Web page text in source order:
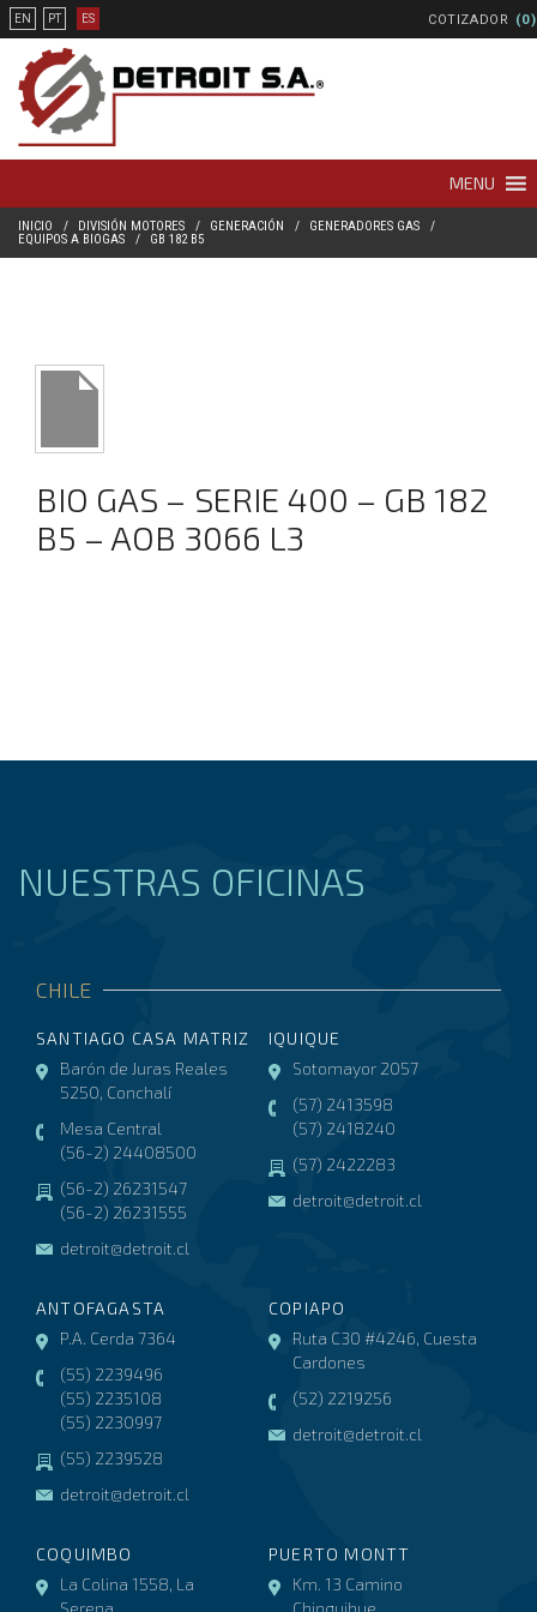
COTIZADOR (0)
EN PT ES
MENU
INICIO DIVISIÓN MOTORES GENERACIÓN
GENERADORES GAS
EQUIPOS A BIOGAS
GB 182 B5
BIO GAS – SERIE 400 – GB 182
B5 – AOB 3066 L3
NUESTRAS OFICINAS
CHILE
SANTIAGO CASA MATRIZ
Barón de Juras Reales
5250, Conchalí
Mesa Central
(56-2) 24408500
(56-2) 26231547
(56-2) 26231555
detroit@detroit.cl
IQUIQUE
Sotomayor 2057
(57) 2413598
(57) 2418240
(57) 2422283
detroit@detroit.cl
ANTOFAGASTA
P.A. Cerda 7364
(55) 2239496
(55) 2235108
(55) 2230997
(55) 2239528
detroit@detroit.cl
COPIAPO
Ruta C30 #4246, Cuesta
Cardones
(52) 2219256
detroit@detroit.cl
COQUIMBO
La Colina 1558, La
Serena
PUERTO MONTT
Km. 13 Camino
Chinquihue